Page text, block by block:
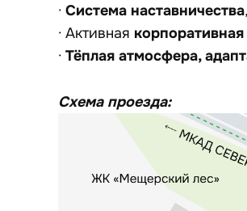
· Система наставничества
· Активная
· Тёплая атмосфера,
Схема проезда: